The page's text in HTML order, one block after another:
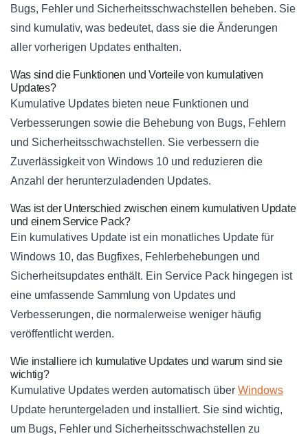
Bugs, Fehler und Sicherheitsschwachstellen beheben. Sie
sind kumulativ, was bedeutet, dass sie die Änderungen
aller vorherigen Updates enthalten.
Was sind die Funktionen und Vorteile von kumulativen
Updates?
Kumulative Updates bieten neue Funktionen und
Verbesserungen sowie die Behebung von Bugs, Fehlern
und Sicherheitsschwachstellen. Sie verbessern die
Zuverlässigkeit von Windows 10 und reduzieren die
Anzahl der herunterzuladenden Updates.
Was ist der Unterschied zwischen einem kumulativen Update
und einem Service Pack?
Ein kumulatives Update ist ein monatliches Update für
Windows 10, das Bugfixes, Fehlerbehebungen und
Sicherheitsupdates enthält. Ein Service Pack hingegen ist
eine umfassende Sammlung von Updates und
Verbesserungen, die normalerweise weniger häufig
veröffentlicht werden.
Wie installiere ich kumulative Updates und warum sind sie
wichtig?
Kumulative Updates werden automatisch über Windows
Update heruntergeladen und installiert. Sie sind wichtig,
um Bugs, Fehler und Sicherheitsschwachstellen zu